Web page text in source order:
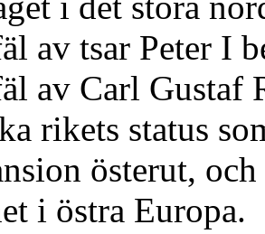
av tsar Peter I
av Carl Gustaf
rikets status
österut,
i östra Europa.